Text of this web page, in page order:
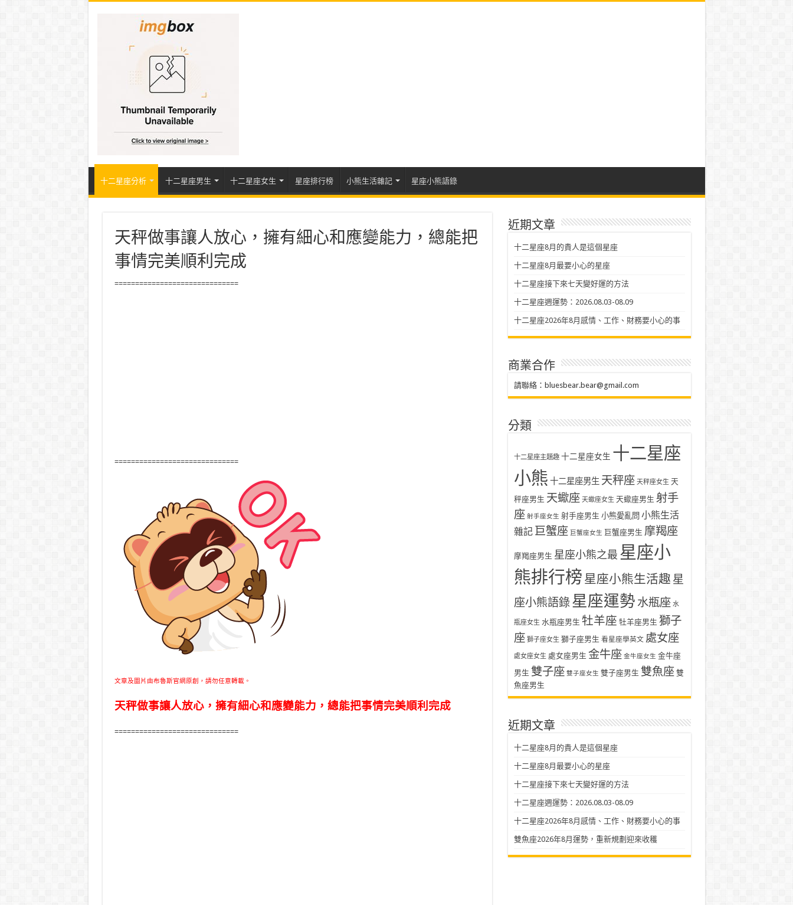
十二星座分析 十二星座男生 十二星座女生 星座排行榜 小熊生活雜記 星座小熊語錄
天秤做事讓人放心，擁有細心和應變能力，總能把
事情完美順利完成
==============================
==============================
文章及圖片由布魯斯官網原創，請勿任意轉載。
天秤做事讓人放心，擁有細心和應變能力，總能把事情完美順利完成
==============================
近期文章
十二星座8月的貴人是這個星座
十二星座8月最要小心的星座
十二星座接下來七天變好運的方法
十二星座週運勢：2026.08.03-08.09
十二星座2026年8月感情、工作、財務要小心的事
商業合作
請聯絡： bluesbear.bear@gmail.com
分類
十二星座主題趣 十二星座女生 十二星座
小熊 十二星座男生 天秤座 天秤座女生 天
秤座男生 天蠍座 天蠍座女生 天蠍座男生 射手
座 射手座女生 射手座男生 小熊愛亂問 小熊生活
雜記 巨蟹座 巨蟹座女生 巨蟹座男生 摩羯座
摩羯座男生 星座小熊之最 星座小
熊排行榜 星座小熊生活趣 星
座小熊語錄星座運勢 水瓶座 水
瓶座女生 水瓶座男生 牡羊座 牡羊座男生 獅子
座 獅子座女生 獅子座男生 看星座學英文 處女座
處女座女生 處女座男生 金牛座 金牛座女生 金牛座
男生 雙子座 雙子座女生 雙子座男生 雙魚座 雙
魚座男生
近期文章
十二星座8月的貴人是這個星座
十二星座8月最要小心的星座
十二星座接下來七天變好運的方法
十二星座週運勢：2026.08.03-08.09
十二星座2026年8月感情、工作、財務要小心的事
雙魚座2026年8月運勢，重新規劃迎來收穫